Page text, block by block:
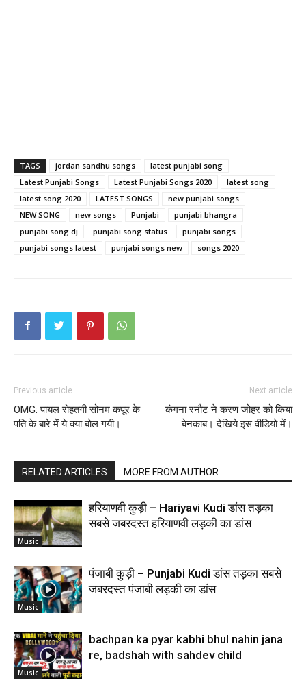
TAGS jordan sandhu songs
latest punjabi song
Latest Punjabi Songs
Latest Punjabi Songs 2020
latest song
latest song 2020
LATEST SONGS
new punjabi songs
NEW SONG
new songs Punjabi
punjabi bhangra
punjabi song dj
punjabi song status
punjabi songs
punjabi songs latest
punjabi songs new songs 2020
Previous article
OMG: पायल रोहतगी सोनम कपूर के
पति के बारे में ये क्या बोल गयी।
Next article
कंगना रनौट ने करण जोहर को किया
बेनकाब। देखिये इस वीडियो में।
RELATED ARTICLES MORE FROM AUTHOR
Music
हरियाणवी कुड़ी – Hariyavi Kudi डांस तड़का
सबसे जबरदस्त हरियाणवी लड़की का डांस
Music
पंजाबी कुड़ी – Punjabi Kudi डांस तड़का सबसे
जबरदस्त पंजाबी लड़की का डांस
Music
bachpan ka pyar kabhi bhul nahin jana
re, badshah with sahdev child